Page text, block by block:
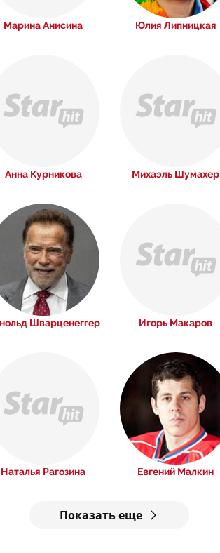
Марина Анисина Юлия Липницкая
Анна Курникова Михаэль Шумахер
Шварценеггер Игорь Макаров
Наталья Рагозина Евгений Малкин
Показать еще